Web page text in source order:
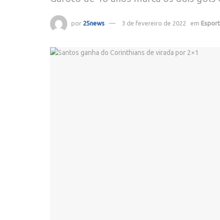
por 25news 3 de fevereiro de 2022 em